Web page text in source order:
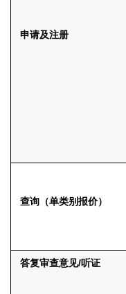
申请及注册
查询（单类别报价）
答复审查意见/听证